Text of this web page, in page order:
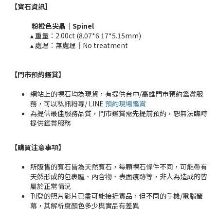
【寶石資訊】
粉橙色尖晶 ｜ Spinel
▴ 重量：2.00ct (8.07*6.17*5.15mm)
▴ 處理：​無處理｜No treatment​​
【門市預約鑑賞】
網站上的裸石均為現貨，有提供台中/高雄門市預約鑑賞服
務，可以私訊粉專/ LINE 預約現場鑑賞
為提供最佳服務品質，門市鑑賞需先提前預約，恕無法臨時
提供鑑賞服務
【購買注意事項】
所販售的寶石皆為天然寶石，每顆裸石條件不同，可能帶有
天然形成的包裹體、內含物、表面痕跡等，非人為造成的皆
屬於正常情況
刊登的照片影片已盡可能接近實品，但不同的手機/電腦螢
幕，其解析度顏色多少與實品有差異